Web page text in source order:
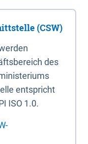
(CSW)
des
entspricht
ISO 1.0.